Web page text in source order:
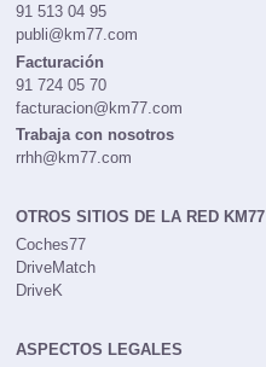
91 513 04 95
publi@km77.com
Facturación
91 724 05 70
facturacion@km77.com
Trabaja con nosotros
rrhh@km77.com
OTROS SITIOS DE LA RED KM77
Coches77
DriveMatch
DriveK
ASPECTOS LEGALES